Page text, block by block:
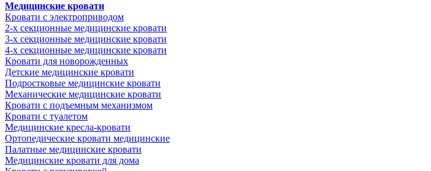
Медицинские кровати
Кровати с электроприводом
2-х секционные медицинские кровати
3-х секционные медицинские кровати
4-х секционные медицинские кровати
Кровати для новорожденных
Детские медицинские кровати
Подростковые медицинские кровати
Механические медицинские кровати
Кровати с подъемным механизмом
Кровати с туалетом
Медицинские крeсла-кровати
Ортопедические кровати медицинские
Палатные медицинские кровати
Медицинские кровати для дома